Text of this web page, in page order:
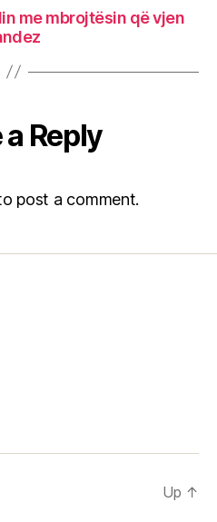
me mbrojtësin që vjen
a Reply
post a comment.
Up ↑